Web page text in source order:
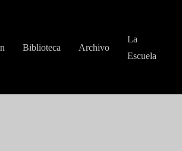
Biblioteca Archivo
La
Escuela